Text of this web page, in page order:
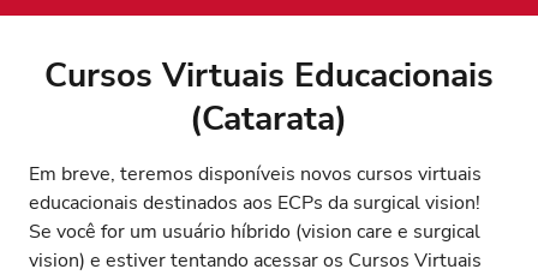
Cursos Virtuais Educacionais
(Catarata)
Em breve, teremos disponíveis novos cursos virtuais
educacionais destinados aos ECPs da surgical vision!
Se você for um usuário híbrido (vision care e surgical
vision) e estiver tentando acessar os Cursos Virtuais